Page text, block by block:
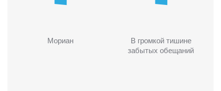
Мориан
В громкой тишине
забытых обещаний